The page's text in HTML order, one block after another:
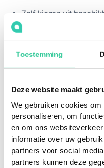
Toestemming
Deze website maakt
We gebruiken cookies
personaliseren, om
en om ons
informatie over uw
partners voor social
partners kunnen deze
Zelf kiezen uit
Schade kan direct
Volledige
beschikbaar
bezettingsgraad van
Automatische
sturen op efficiëntie
Werk flexibel door het
gebruikers en